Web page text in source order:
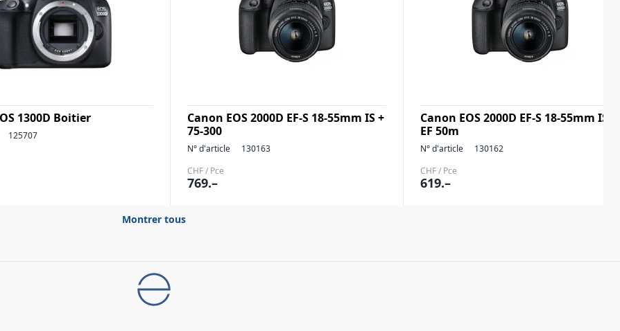
1300D Boitier
125707
Canon EOS 2000D EF-S 18-55mm IS +
75-300
N° d'article
130163
CHF / Pce
769.–
Canon EOS 2000D EF-S 18-55mm IS +
EF 50m
N° d'article
130162
CHF / Pce
619.–
Montrer tous